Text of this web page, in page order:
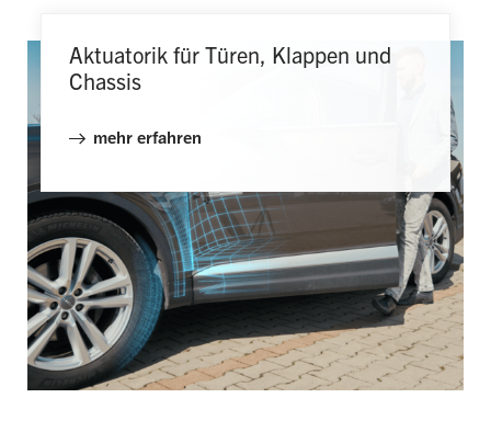
Aktuatorik für Türen, Klappen und
Chassis
mehr erfahren